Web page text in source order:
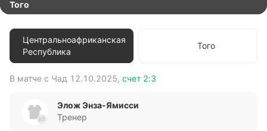
Того
Центральноафриканская
Республика
Того
В матче с Чад 12.10.2025, счет 2:3
Элож Энза-Ямисси
Тренер